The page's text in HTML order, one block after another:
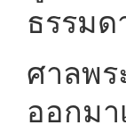
ธรรมด
ศาลพ
ออกม